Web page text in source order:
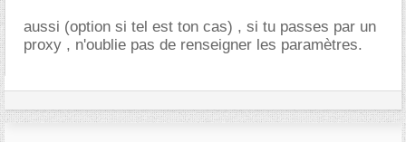
aussi (option si tel est ton cas) , si tu passes par un
proxy , n'oublie pas de renseigner les paramètres.